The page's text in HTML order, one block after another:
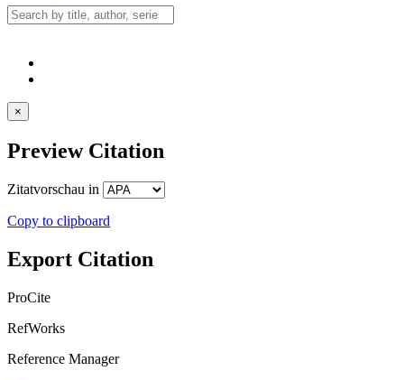
×
Preview Citation
Zitatvorschau in
Copy to clipboard
Export Citation
ProCite
RefWorks
Reference Manager